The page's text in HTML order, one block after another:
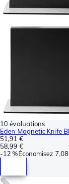
10 évaluations
Eden Magnetic Knife
51,91 €
58,99 €
-12 %Économisez 7,08